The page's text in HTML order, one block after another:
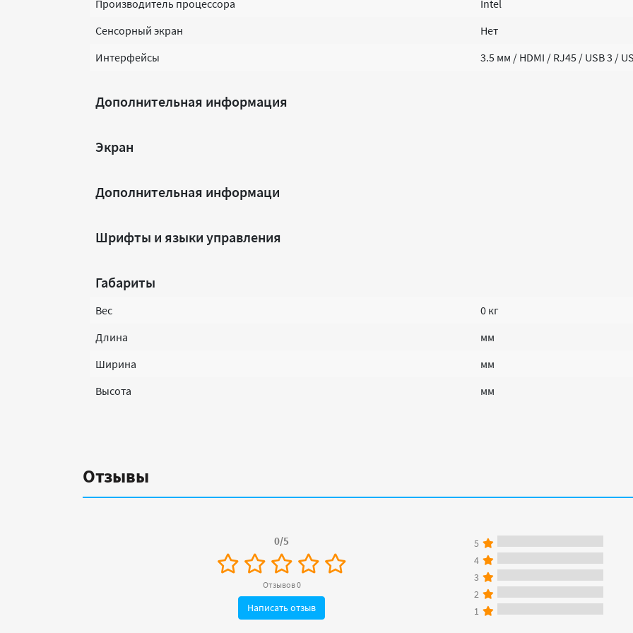
Производитель процессора
Intel
Сенсорный экран
Нет
Интерфейсы
3.5 мм / HDMI / RJ45 / USB 3 /
Дополнительная информация
Экран
Дополнительная информаци
Шрифты и языки управления
Габариты
Вес
0 кг
Длина
мм
Ширина
мм
Высота
мм
Отзывы
0/5
Отзывов 0
Написать отзыв
5
4
3
2
1